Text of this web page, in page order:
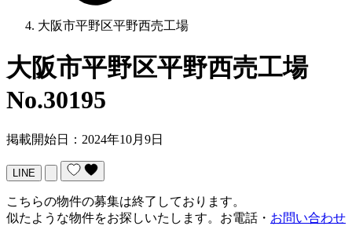
大阪市平野区平野西売工場
大阪市平野区平野西売工場
No.30195
掲載開始日：2024年10月9日
LINE
こちらの物件の募集は終了しております。
似たような物件をお探しいたします。お電話・ お問い合わせ